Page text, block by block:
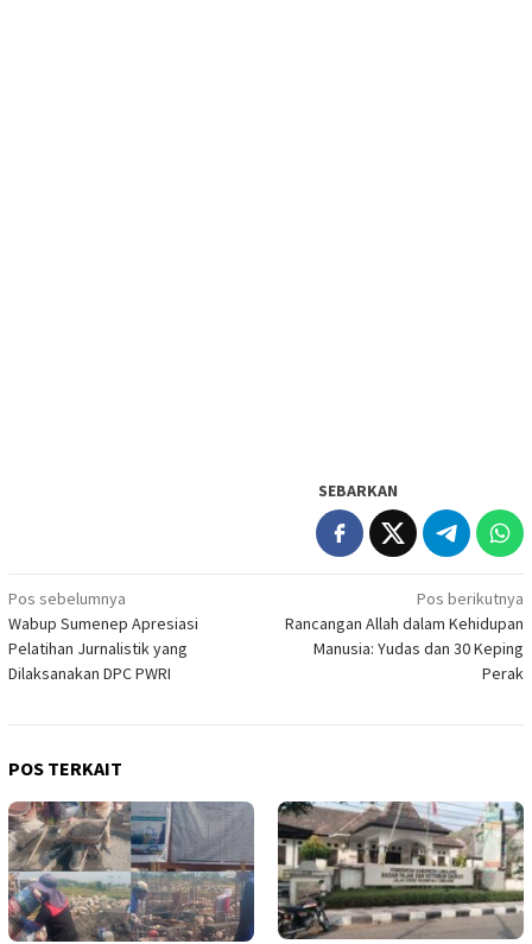
SEBARKAN
Navigasi
pos
Pos sebelumnya
Wabup Sumenep Apresiasi
Pelatihan Jurnalistik yang
Dilaksanakan DPC PWRI
Pos berikutnya
Rancangan Allah dalam Kehidupan
Manusia: Yudas dan 30 Keping
Perak
POS TERKAIT